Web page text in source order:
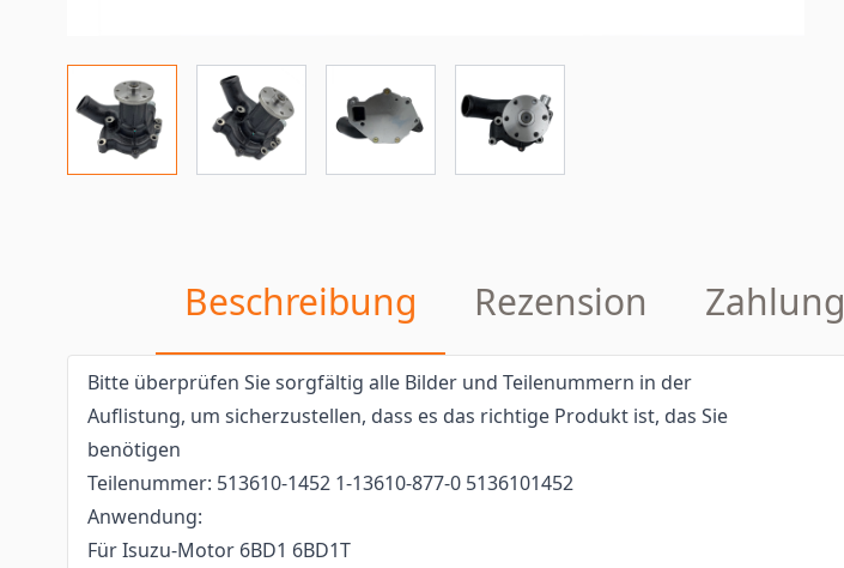
Beschreibung Rezension Zahlung
Bitte überprüfen Sie sorgfältig alle Bilder und Teilenummern in der
Auflistung, um sicherzustellen, dass es das richtige Produkt ist, das Sie
benötigen
Teilenummer: 513610-1452 1-13610-877-0 5136101452
Anwendung:
Für Isuzu-Motor 6BD1 6BD1T